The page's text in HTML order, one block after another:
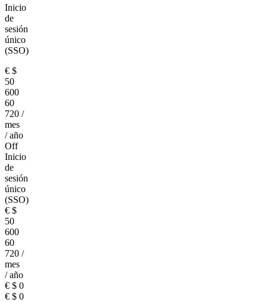
Inicio
de
sesión
único
(SSO)
€ $
50
600
60
720 /
mes
/ año
Off
Inicio
de
sesión
único
(SSO)
€ $
50
600
60
720 /
mes
/ año
€ $ 0
€ $ 0